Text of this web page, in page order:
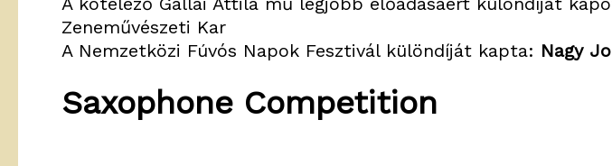
Zeneművészeti Kar
A Nemzetközi Fúvós Napok Fesztivál különdíját kapta: Nagy
Saxophone Competition